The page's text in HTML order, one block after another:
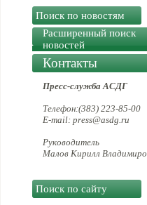
Расширенный поиск
новостей
Контакты
Пресс-служба АСДГ
Телефон:(383) 223-85-00
E-mail: press@asdg.ru
Руководитель
Малов Кирилл